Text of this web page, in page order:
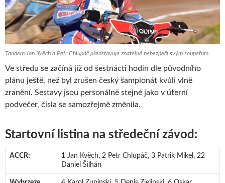
Tandem Jan Kvěch a Petr Chlupáč představuje znatelné nebezpečí svým soupeřům
Ve středu se začíná již od šestnácti hodin dle původního
plánu ještě, než byl zrušen český šampionát kvůli vlně
zranění. Sestavy jsou personálně stejné jako v úterní
podvečer, čísla se samozřejmě změnila.
Startovní listina na středeční závod:
ACCR:
1 Jan Kvěch, 2 Petr Chlupáč, 3 Patrik Mikel, 22
Daniel Šilhán